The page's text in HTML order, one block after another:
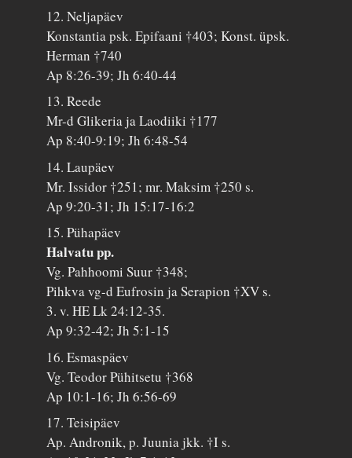
12. Neljapäev
Konstantia psk. Epifaani †403; Konst. üpsk.
Herman †740
Ap 8:26-39; Jh 6:40-44
13. Reede
Mr-d Glikeria ja Laodiiki †177
Ap 8:40-9:19; Jh 6:48-54
14. Laupäev
Mr. Issidor †251; mr. Maksim †250 s.
Ap 9:20-31; Jh 15:17-16:2
15. Pühapäev
Halvatu pp.
Vg. Pahhoomi Suur †348;
Pihkva vg-d Eufrosin ja Serapion †XV s.
3. v. HE Lk 24:12-35.
Ap 9:32-42; Jh 5:1-15
16. Esmaspäev
Vg. Teodor Pühitsetu †368
Ap 10:1-16; Jh 6:56-69
17. Teisipäev
Ap. Andronik, p. Juunia jkk. †I s.